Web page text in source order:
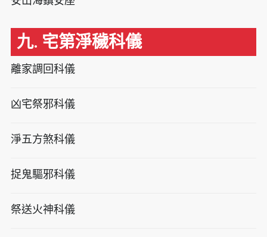
九. 宅第淨穢科儀
離家調回科儀
凶宅祭邪科儀
淨五方煞科儀
捉鬼驅邪科儀
祭送火神科儀